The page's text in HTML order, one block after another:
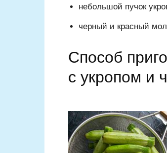
небольшой пучок
черный и красный
Способ
с укропом и